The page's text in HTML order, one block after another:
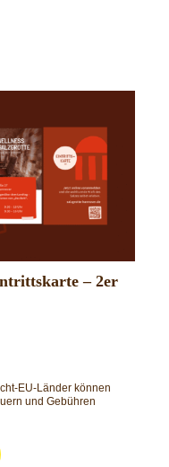
– 2er
EU-Länder können
und Gebühren